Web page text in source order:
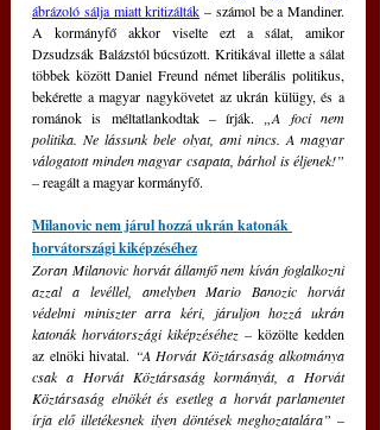
ábrázoló sálja miatt kritizálták – számol be a Mandiner.
A kormányfő akkor viselte ezt a sálat, amikor
Dzsudzsák Balázstól búcsúzott. Kritikával illette a sálat
többek között Daniel Freund német liberális politikus,
bekérette a magyar nagykövetet az ukrán külügy, és a
románok is méltatlankodtak – írják.
„A foci nem
politika. Ne lássunk bele olyat, ami nincs. A magyar
válogatott minden magyar csapata, bárhol is éljenek!”
– reagált a magyar kormányfő.
Milanovic nem járul hozzá ukrán katonák
horvátországi kiképzéséhez
Zoran Milanovic horvát államfő nem kíván foglalkozni
azzal a levéllel, amelyben Mario Banozic horvát
védelmi miniszter arra kéri, járuljon hozzá ukrán
katonák horvátországi kiképzéséhez – közölte kedden
az elnöki hivatal. “A Horvát Köztársaság alkotmánya
csak a Horvát Köztársaság kormányát, a Horvát
Köztársaság elnökét és esetleg a horvát parlamentet
írja elő illetékesnek ilyen döntések meghozatalára” –